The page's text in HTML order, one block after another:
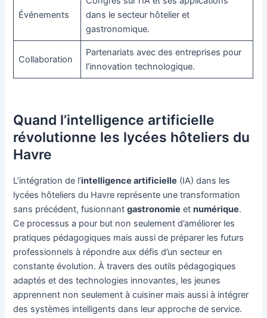
Événements
dans le secteur hôtelier et
gastronomique.
Collaboration
Partenariats avec des entreprises pour
l’innovation technologique.
Quand l’intelligence artificielle
révolutionne les lycées hôteliers du
Havre
L’intégration de l’intelligence artificielle (IA) dans les
lycées hôteliers du Havre représente une transformation
sans précédent, fusionnantgastronomie etnumérique.
Ce processus a pour but non seulement d’améliorer les
pratiques pédagogiques mais aussi de préparer les futurs
professionnels à répondre aux défis d’un secteur en
constante évolution. À travers des outils pédagogiques
adaptés et des technologies innovantes, les jeunes
apprennent non seulement à cuisiner mais aussi à intégrer
des systèmes intelligents dans leur approche de service.